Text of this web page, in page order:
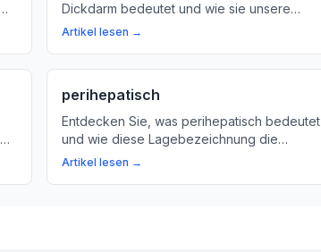
Dickdarm bedeutet und wie sie unsere
Verdauung unterstützt. Lernen Sie mehr über
Artikel lesen →
perihepatisch
Entdecken Sie, was perihepatisch bedeutet
und wie diese Lagebezeichnung die
Beziehung zwischen verschiedenen
Artikel lesen →